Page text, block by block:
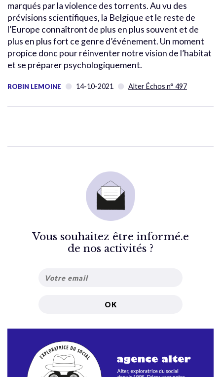
marqués par la violence des torrents. Au vu des
prévisions scientifiques, la Belgique et le reste de
l’Europe connaîtront de plus en plus souvent et de
plus en plus fort ce genre d’événement. Un moment
propice donc pour réinventer notre vision de l’habitat
et se préparer psychologiquement.
ROBIN LEMOINE 14-10-2021 Alter Échos n° 497
Vous souhaitez être informé.e
de nos activités ?